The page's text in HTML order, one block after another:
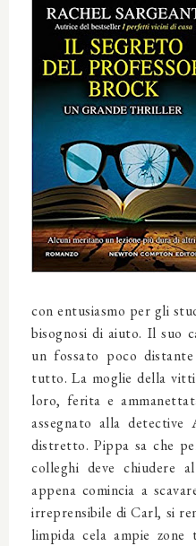
con entusiasmo per gli
bisognosi di aiuto. Il suo
un fossato poco
tutto. La moglie della
loro, ferita e
assegnato alla detective
distretto. Pippa sa che
colleghi deve chiudere
appena comincia a
irreprensibile di Carl, si
limpida cela ampie zone